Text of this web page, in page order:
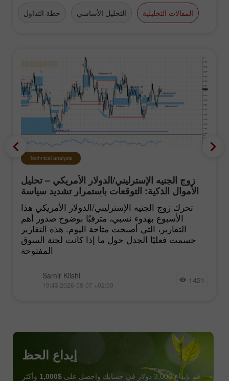
المقالات التحليلية التحليل الأساسي خطة التداول
Technical analysis
زوج الجنيه الإسترليني/الدولار الأمريكي – تحليل
الأموال الذكية: التوقعات باستمرار تشديد سياسة
الفيدرالي الأميركي تبقى منخفضة
تحرك زوج الجنيه الإسترليني/الدولار الأمريكي هذا
الأسبوع بهدوء نسبي، مترقبًا بوضوح صدور أهم
التقارير، التي أصبحت متاحة اليوم. هذه التقارير
حسمت فعليًا الجدل حول ما إذا كانت لجنة السوق
المفتوحة
Samir Klishi
19:43 2026-08-07 +02:00 1421
إيداع الحظ
قم بإيداع 3,000 دولار في حسابك واحصل على $1,000
وأكثر